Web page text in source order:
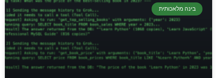
קריפטוגרפיה, ביצועים, אבטחת מידע ומידע
יסודי וחשוב שגם מתכנתים מנוסים לא תמיד
יודעים.
הכנסו עכשיו
בינה מלאכותית